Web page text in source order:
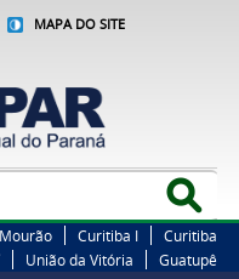
MAPA DO SITE
Curitiba I
Curitiba
União da Vitória Guatupê